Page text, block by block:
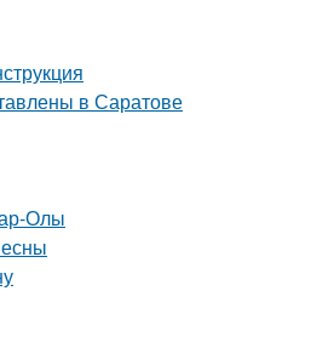
в Саратове
Олы